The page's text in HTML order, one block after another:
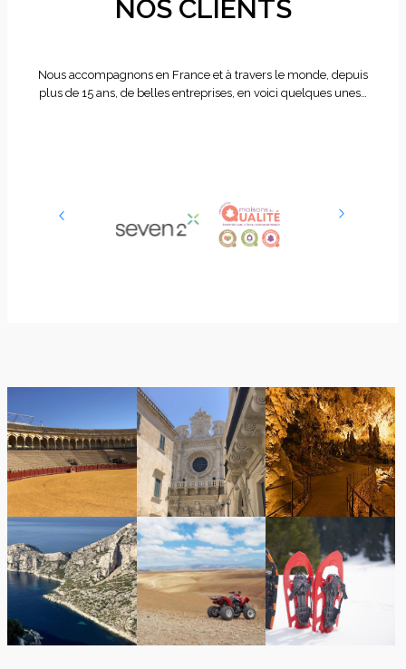
NOS CLIENTS
Nous accompagnons en France et à travers le monde, depuis
plus de 15 ans, de belles entreprises, en voici quelques unes…